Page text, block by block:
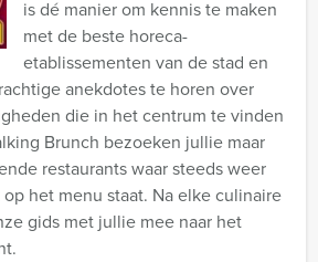
is dé manier om kennis te maken
met de beste horeca-
etablissementen van de stad en
anekdotes te horen over
die in het centrum te vinden
Brunch bezoeken jullie maar
restaurants waar steeds weer
het menu staat. Na elke culinaire
gids met jullie mee naar het